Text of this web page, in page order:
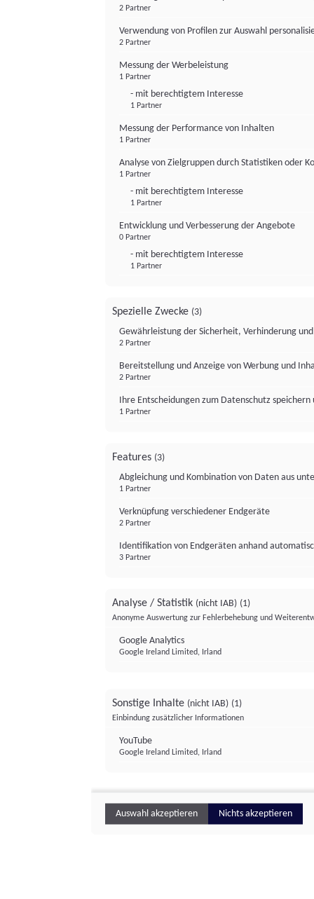
2 Partner
Verwendung von Profilen zur Auswahl
2 Partner
Messung der Werbeleistung
1 Partner
- mit berechtigtem Interesse
1 Partner
Messung der Performance von Inhalten
1 Partner
Analyse von Zielgruppen durch Statistiken oder
1 Partner
- mit berechtigtem Interesse
1 Partner
Entwicklung und Verbesserung der Angebote
0 Partner
- mit berechtigtem Interesse
1 Partner
Spezielle Zwecke (3)
Gewährleistung der Sicherheit, Verhinderung
2 Partner
Bereitstellung und Anzeige von Werbung und
2 Partner
Ihre Entscheidungen zum Datenschutz
1 Partner
Features (3)
Abgleichung und Kombination von Daten aus
1 Partner
Verknüpfung verschiedener Endgeräte
2 Partner
Identifikation von Endgeräten anhand
3 Partner
Analyse / Statistik (nicht IAB) (1)
Anonyme Auswertung zur Fehlerbehebung und
Google Analytics
Google Ireland Limited, Irland
Sonstige Inhalte (nicht IAB) (1)
Einbindung zusätzlicher Informationen
YouTube
Google Ireland Limited, Irland
Auswahl akzeptieren Nichts akzeptieren